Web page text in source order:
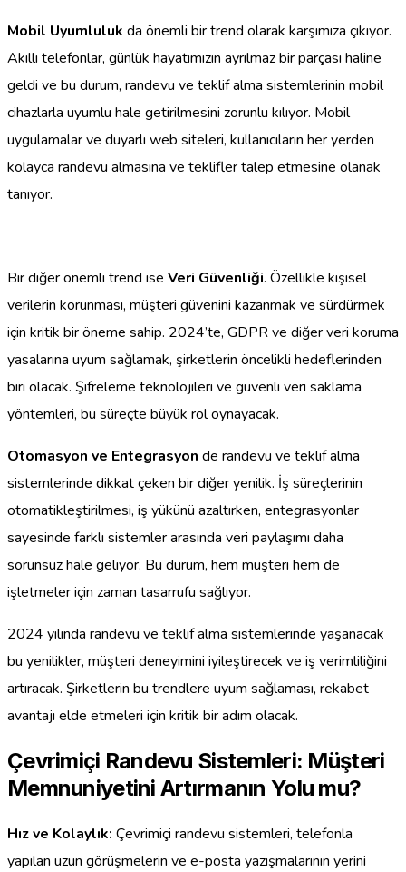
Mobil Uyumluluk da önemli bir trend olarak karşımıza çıkıyor.
Akıllı telefonlar, günlük hayatımızın ayrılmaz bir parçası haline
geldi ve bu durum, randevu ve teklif alma sistemlerinin mobil
cihazlarla uyumlu hale getirilmesini zorunlu kılıyor. Mobil
uygulamalar ve duyarlı web siteleri, kullanıcıların her yerden
kolayca randevu almasına ve teklifler talep etmesine olanak
tanıyor.
Bir diğer önemli trend ise Veri Güvenliği. Özellikle kişisel
verilerin korunması, müşteri güvenini kazanmak ve sürdürmek
için kritik bir öneme sahip. 2024’te, GDPR ve diğer veri koruma
yasalarına uyum sağlamak, şirketlerin öncelikli hedeflerinden
biri olacak. Şifreleme teknolojileri ve güvenli veri saklama
yöntemleri, bu süreçte büyük rol oynayacak.
Otomasyon ve Entegrasyon de randevu ve teklif alma
sistemlerinde dikkat çeken bir diğer yenilik. İş süreçlerinin
otomatikleştirilmesi, iş yükünü azaltırken, entegrasyonlar
sayesinde farklı sistemler arasında veri paylaşımı daha
sorunsuz hale geliyor. Bu durum, hem müşteri hem de
işletmeler için zaman tasarrufu sağlıyor.
2024 yılında randevu ve teklif alma sistemlerinde yaşanacak
bu yenilikler, müşteri deneyimini iyileştirecek ve iş verimliliğini
artıracak. Şirketlerin bu trendlere uyum sağlaması, rekabet
avantajı elde etmeleri için kritik bir adım olacak.
Çevrimiçi Randevu Sistemleri: Müşteri
Memnuniyetini Artırmanın Yolu mu?
Hız ve Kolaylık: Çevrimiçi randevu sistemleri, telefonla
yapılan uzun görüşmelerin ve e-posta yazışmalarının yerini